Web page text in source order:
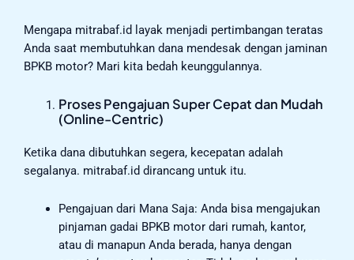
Mengapa mitrabaf.id layak menjadi pertimbangan teratas
Anda saat membutuhkan dana mendesak dengan jaminan
BPKB motor? Mari kita bedah keunggulannya.
Proses Pengajuan Super Cepat dan Mudah
(Online-Centric)
Ketika dana dibutuhkan segera, kecepatan adalah
segalanya. mitrabaf.id dirancang untuk itu.
Pengajuan dari Mana Saja: Anda bisa mengajukan
pinjaman gadai BPKB motor dari rumah, kantor,
atau di manapun Anda berada, hanya dengan